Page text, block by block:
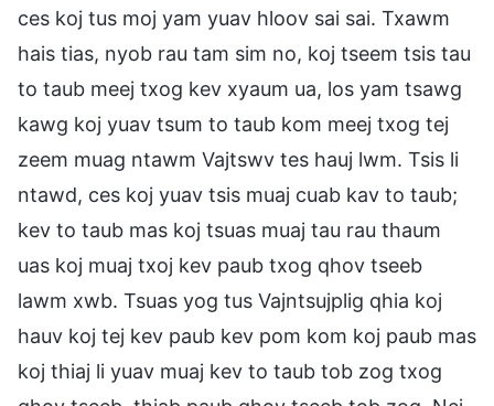
ces koj tus moj yam yuav hloov sai sai. Txawm
hais tias, nyob rau tam sim no, koj tseem tsis tau
to taub meej txog kev xyaum ua, los yam tsawg
kawg koj yuav tsum to taub kom meej txog tej
zeem muag ntawm Vajtswv tes hauj lwm. Tsis li
ntawd, ces koj yuav tsis muaj cuab kav to taub;
kev to taub mas koj tsuas muaj tau rau thaum
uas koj muaj txoj kev paub txog qhov tseeb
lawm xwb. Tsuas yog tus Vajntsujplig qhia koj
hauv koj tej kev paub kev pom kom koj paub mas
koj thiaj li yuav muaj kev to taub tob zog txog